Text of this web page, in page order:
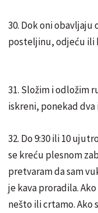
30. Dok oni
posteljinu, odjeću ili
31. Složim i odložim
iskreni, ponekad
32. Do 9:30 ili 10
se kreću plesnom
pretvaram da sam
je kava proradila.
nešto ili crtamo. Ako